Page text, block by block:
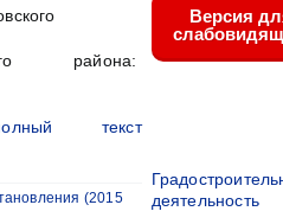
района:
текст
(2015
Версия
деятельность